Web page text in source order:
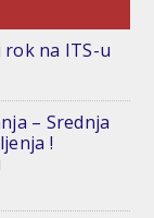
na ITS-u
– Srednja
!